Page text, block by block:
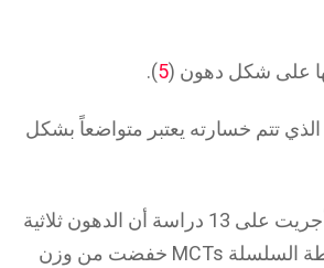
على شكل دهون (5
).
تتم خسارته يعتبر متواضعاً بشكل
فقد وجدت مراجعة أجريت على 13 دراسة أن الدهون ثلاثية
الجليسريدات متوسطة السلسلة MCTs خفضت من وزن